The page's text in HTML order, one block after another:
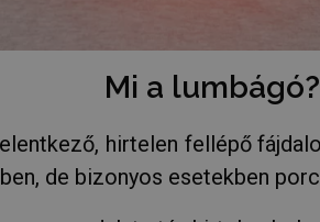
Mi a lumbágó?
hirtelen fellépő
de bizonyos esetekben